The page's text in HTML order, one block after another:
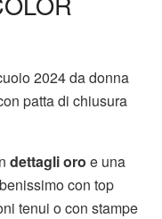
2024 da donna
patta di chiusura
dettagli oro e una
con top
tenui o con stampe